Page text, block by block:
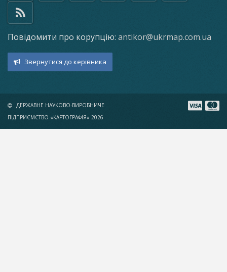
Повідомити про корупцію: antikor@ukrmap.com.ua
Звернутися до керівника
ДЕРЖАВНЕ НАУКОВО-ВИРОБНИЧЕ
ПІДПРИЄМСТВО «КАРТОГРАФІЯ» 2026